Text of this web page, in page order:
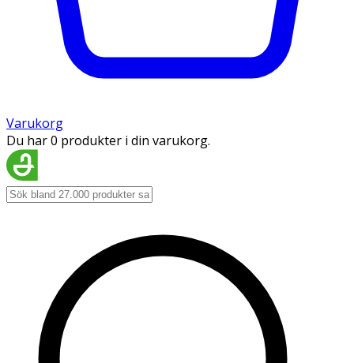
Varukorg
Du har 0 produkter i din varukorg.